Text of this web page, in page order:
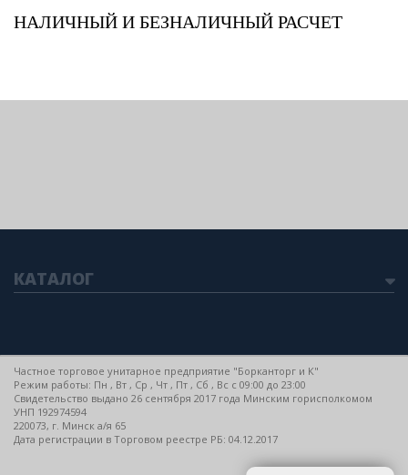
НАЛИЧНЫЙ И БЕЗНАЛИЧНЫЙ РАСЧЕТ
КАТАЛОГ
Частное торговое унитарное предприятие "Борканторг и К"
Режим работы: Пн , Вт , Ср , Чт , Пт , Сб , Вс c 09:00 до 23:00
Свидетельство выдано 26 сентября 2017 года Минским горисполкомом
УНП 192974594
220073, г. Минск а/я 65
Дата регистрации в Торговом реестре РБ: 04.12.2017